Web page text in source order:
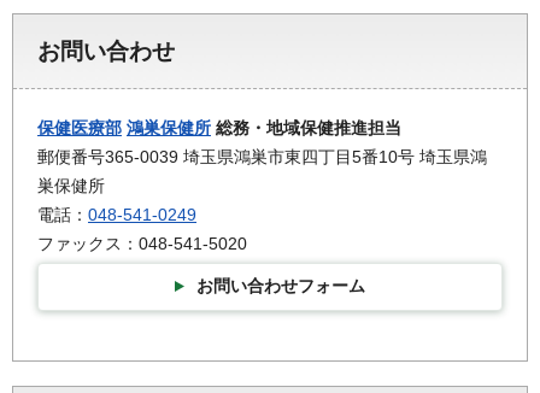
お問い合わせ
保健医療部 鴻巣保健所 総務・地域保健推進担当
郵便番号365-0039 埼玉県鴻巣市東四丁目5番10号 埼玉県鴻
巣保健所
電話： 048-541-0249
ファックス：048-541-5020
お問い合わせフォーム